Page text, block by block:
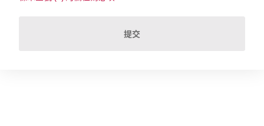
提交